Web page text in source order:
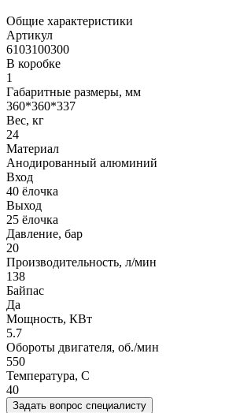
Общие характеристики
Артикул
6103100300
В коробке
1
Габаритные размеры, мм
360*360*337
Вес, кг
24
Материал
Анодированный алюминий
Вход
40 ёлочка
Выход
25 ёлочка
Давление, бар
20
Производительность, л/мин
138
Байпас
Да
Мощность, КВт
5.7
Обороты двигателя, об./мин
550
Температура, C
40
Задать вопрос специалисту